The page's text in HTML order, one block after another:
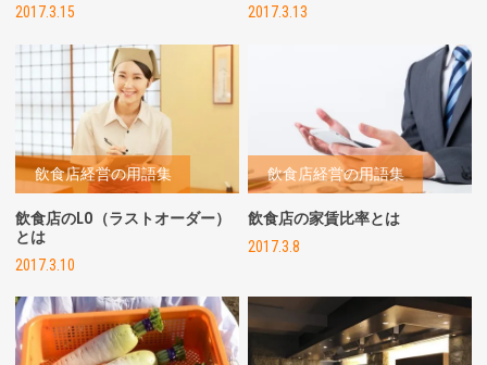
2017.3.15
2017.3.13
飲食店経営の用語集
飲食店のLO（ラストオーダー）
とは
2017.3.10
飲食店経営の用語集
飲食店の家賃比率とは
2017.3.8